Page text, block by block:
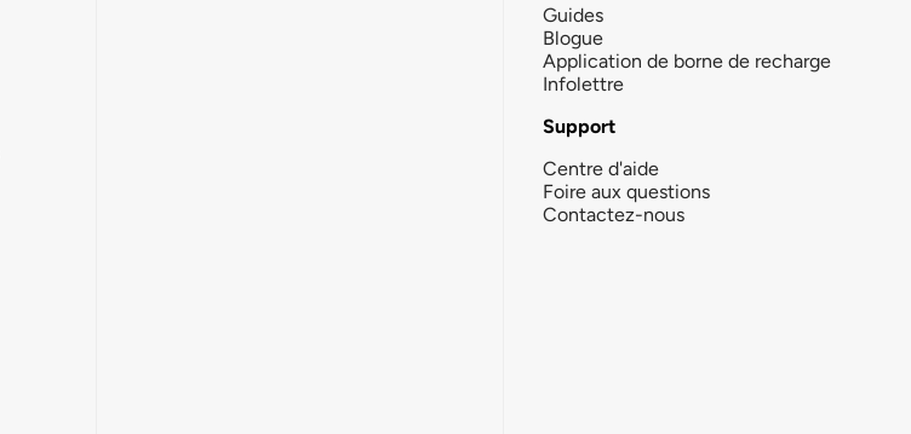
Guides
Blogue
Application de borne de recharge
Infolettre
Support
Centre d'aide
Foire aux questions
Contactez-nous